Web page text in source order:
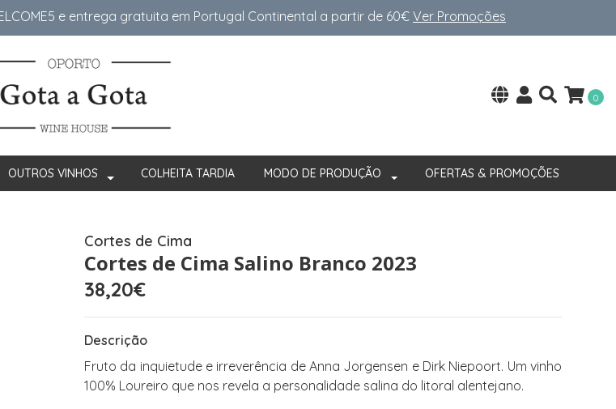
e entrega gratuita em Portugal Continental a partir de 60€Ver Promoções
0
OUTROS VINHOS COLHEITA TARDIA MODO DE PRODUÇÃO OFERTAS & PROMOÇÕES
Cortes de Cima
Cortes de Cima Salino Branco 2023
38,20€
Descrição
Fruto da inquietude e irreverência de Anna Jorgensen e Dirk Niepoort. Um vinho
100% Loureiro que nos revela a personalidade salina do litoral alentejano.